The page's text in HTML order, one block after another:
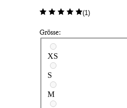
(1)
Grösse:
Wähle eine Größe
XS
S
M